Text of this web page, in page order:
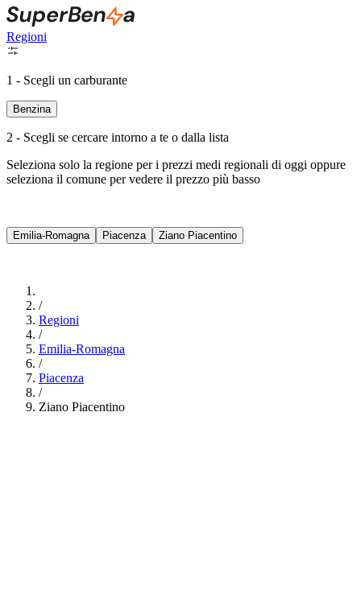
Regioni
1 - Scegli un carburante
Benzina
2 - Scegli se cercare intorno a te o dalla lista
Seleziona solo la regione per i prezzi medi regionali di oggi oppure
seleziona il comune per vedere il prezzo più basso
Emilia-Romagna Piacenza Ziano Piacentino
/
Regioni
/
Emilia-Romagna
/
Piacenza
/
Ziano Piacentino